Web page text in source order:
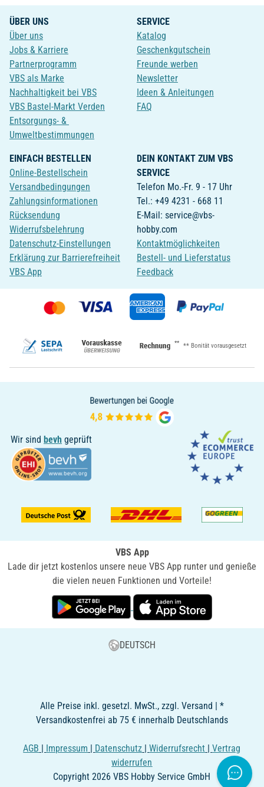
ÜBER UNS
Über uns
Jobs & Karriere
Partnerprogramm
VBS als Marke
Nachhaltigkeit bei VBS
VBS Bastel-Markt Verden
Entsorgungs- &
Umweltbestimmungen
SERVICE
Katalog
Geschenkgutschein
Freunde werben
Newsletter
Ideen & Anleitungen
FAQ
EINFACH BESTELLEN
Online-Bestellschein
Versandbedingungen
Zahlungsinformationen
Rücksendung
Widerrufsbelehrung
Datenschutz-Einstellungen
Erklärung zur Barrierefreiheit
VBS App
DEIN KONTAKT ZUM VBS
SERVICE
Telefon Mo.-Fr. 9 - 17 Uhr
Tel.: +49 4231 - 668 11
E-Mail: service@vbs-
hobby.com
Kontaktmöglichkeiten
Bestell- und Lieferstatus
Feedback
** ** Bonität vorausgesetzt
Wir sind bevh geprüft
VBS App
Lade dir jetzt kostenlos unsere neue VBS App runter und genieße
die vielen neuen Funktionen und Vorteile!
DEUTSCH
Alle Preise inkl. gesetzl. MwSt., zzgl. Versand | *
Versandkostenfrei ab 75 € innerhalb Deutschlands
AGB Impressum Datenschutz |Widerrufsrecht |Vertrag
widerrufen
Copyright 2026 VBS Hobby Service GmbH